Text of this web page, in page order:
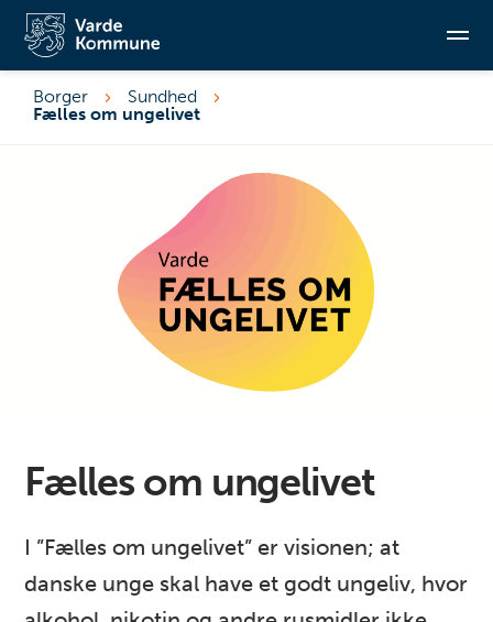
Borger
Sundhed
Fælles om ungelivet
Fælles om ungelivet
I ”Fælles om ungelivet” er visionen; at
danske unge skal have et godt ungeliv, hvor